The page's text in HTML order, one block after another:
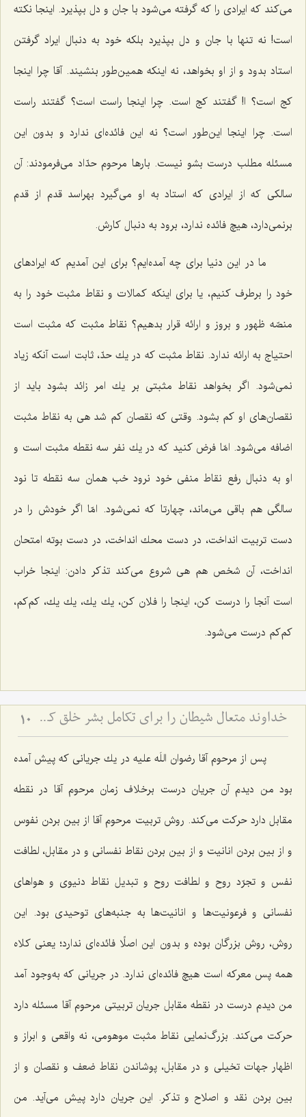
می‌كند كه ایرادی را كه گرفته می‌شود با جان و دل بپذیرد. اینجا نكته
است! نه تنها با جان و دل بپذیرد بلكه خود به دنبال ایراد گرفتن
استاد بدود و از او بخواهد، نه اینكه همین‌طور بنشیند. آقا چرا اینجا
كج است؟ ا! گفتند كج است. چرا اینجا راست است؟ گفتند راست
است. چرا اینجا این‌طور است؟ نه این‌ فائده‌ای ندارد و بدون این
مسئله مطلب درست بشو نیست. بارها مرحوم حدّاد می‌فرمودند: آن
سالكی كه از ایرادی كه استاد به او می‌گیرد بهراسد قدم از قدم
برنمی‌دارد، هیچ فائده ندارد، برود به دنبال كارش.
ما در این دنیا برای چه آمده‌ایم؟ برای این آمدیم كه ایرادهای
خود را برطرف كنیم، یا برای اینكه كمالات و نقاط مثبت خود را به
منصّه ظهور و بروز و ارائه قرار بدهیم؟ نقاط مثبت كه مثبت است
احتیاج به ارائه ندارد. نقاط مثبت كه در یك حدّ، ثابت است آنكه زیاد
نمی‌شود. اگر بخواهد نقاط مثبتی بر یك امر زائد بشود باید از
نقصان‌های او كم بشود. وقتی كه نقصان كم شد هی به نقاط مثبت
اضافه می‌شود. امّا فرض كنید كه در یك نفر سه نقطه مثبت است و
او به دنبال رفع نقاط منفی خود نرود خب همان سه نقطه تا نود
سالگی هم باقی می‌ماند، چهارتا كه نمی‌شود. امّا اگر خودش را در
دست تربیت انداخت، در دست محك انداخت، در دست بوته امتحان
انداخت، آن شخص هم هی شروع می‌كند تذكر دادن: اینجا خراب
است آنجا را درست كن، اینجا را فلان كن، یك یك، یك یك، كم‌كم،
كم‌كم درست می‌شود.
خداوند متعال شیطان را برای تکامل بشر خلق کرده است 10
پس از مرحوم آقا رضوان اللَه علیه در یك جریانی كه پیش آمده
بود من دیدم آن جریان درست برخلاف زمان مرحوم آقا در نقطه
مقابل دارد حركت می‌كند. روش تربیت مرحوم آقا از بین بردن نفوس
و از بین بردن انانیت و از بین بردن نقاط نفسانی و در مقابل، لطافت
نفس و تجرّد روح و لطافت روح و تبدیل نقاط دنیوی و هواهای
نفسانی و فرعونیت‌ها و انانیت‌ها به جنبه‌های توحیدی بود. این
روش، روش بزرگان بوده و بدون این اصلًا فائده‌ای ندارد؛ یعنی كلاه
همه پس معركه است هیچ فائده‌ای ندارد. در جریانی كه به‌وجود آمد
من دیدم درست در نقطه مقابل جریان تربیتی مرحوم آقا مسئله دارد
حركت می‌كند. بزرگ‌نمایی نقاط مثبت موهومی، نه واقعی و ابراز و
اظهار جهات تخیلی و در مقابل، پوشاندن نقاط ضعف و نقصان و از
بین بردن نقد و اصلاح و تذكر. این جریان دارد پیش می‌آید. من